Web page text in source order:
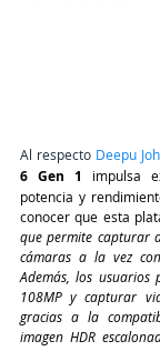
Al respecto Deepu
6 Gen 1 impulsa
potencia y
conocer que esta
que permite capturar
cámaras a la vez
Además, los usuarios
108MP y capturar
gracias a la
imagen HDR